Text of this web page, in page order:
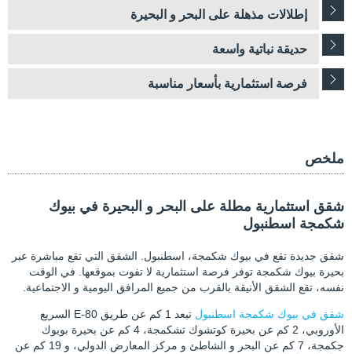
إطلالات مذهلة على البحر و البحيرة
حديقة نباتية واسعة
فرصة استثمارية بأسعار مناسبة
ملخص
شقق استثمارية مطلة على البحر و البحيرة في بيوك
شكمجة اسطنبول
شقق جديدة تقع في بيوك شكمجة، اسطنبول. الشقق التي تقع مباشرة عبر
بحيرة بيوك شكمجة توفر فرصة استثمارية لا تفوت بموقعها. في الوقت
نفسه، تقع الشقق الأنيقة بالقرب من جميع المرافق اليومية و الاجتماعية.
شقق في بيوك شكمجة اسطنبول
تبعد 1 كم عن طريق E-80 السريع
الأوروبي، 2 كم عن بحيرة كوتشوك تشكمجة، 4 كم عن بحيرة بويوك
جكمجة، 7 كم عن البحر و الشاطئ و مركز المعارض الدولي، و 19 كم عن